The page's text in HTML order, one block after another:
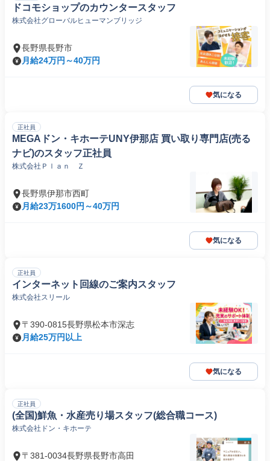
ドコモショップのカウンタースタッフ
株式会社グローバルヒューマンブリッジ
長野県長野市
月給24万円～40万円
気になる
正社員
MEGAドン・キホーテUNY伊那店 買い取り専門店(売る
ナビ)のスタッフ正社員
株式会社Ｐｌａｎ Ｚ
長野県伊那市西町
月給23万1600円～40万円
気になる
正社員
インターネット回線のご案内スタッフ
株式会社スリール
〒390-0815長野県松本市深志
月給25万円以上
気になる
正社員
(全国)鮮魚・水産売り場スタッフ(総合職コース)
株式会社ドン・キホーテ
〒381-0034長野県長野市高田